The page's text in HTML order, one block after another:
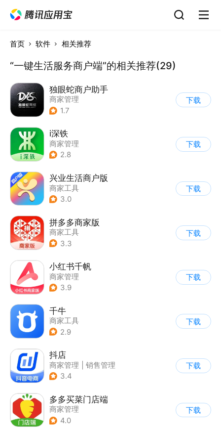
首页 软件 相关推荐
“一键生活服务商户端”的相关推荐(29)
独眼蛇商户助手
商家管理
1.7
下载
i深铁
商家管理
2.8
下载
兴业生活商户版
商家工具
3.0
下载
拼多多商家版
商家工具
3.3
下载
小红书千帆
商家管理
3.9
下载
千牛
商家工具
2.9
下载
抖店
商家管理
销售管理
3.4
下载
多多买菜门店端
商家管理
4.0
下载